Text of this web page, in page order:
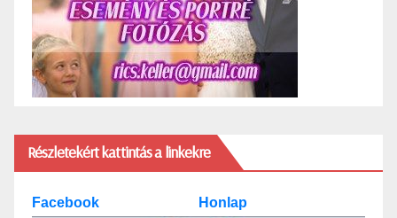
Részletekért kattintás a linkekre
Facebook Honlap